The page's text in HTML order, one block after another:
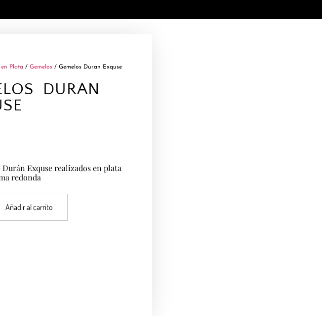
en Plata / Gemelos / Gemelos Duran Exquse
DURAN
Durán Exquse realizados en plata
redonda
Añadir al carrito